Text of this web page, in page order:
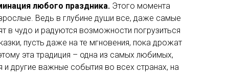
любого праздника. Этого момента
Ведь в глубине души все, даже самые
в чудо и радуются возможности погрузиться
пусть даже на те мгновения, пока дрожат
эта традиция – одна из самых любимых,
другие важные события во всех странах, на